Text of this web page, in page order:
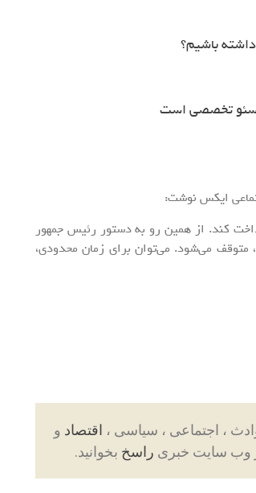
باشیم؟
سئو تخصصی است
ایکس نوشت:
کند. از همین رو به دستور رئیس جمهور
متوقف می‌شود. می‌توان برای زمان محدودی،
اقتصاد و
وب سایت خبری راسخ بخوانید.